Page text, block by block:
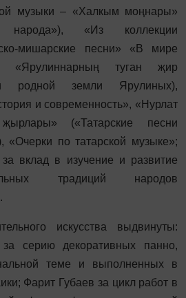
музыки – «Халкым моңнары»
народа»), «Из коллекции
мишарские песни» «В мире
«Ярулиннарның туган җир
родной земли Ярулиных),
и современность», «Нурлат
(«Татарские песни
«Очерки по татарской музыке»;
вклад в изучение и развитие
традиций народов
искусства выдвинуты:
серию декоративных панно,
теме и выполненных в
Фарит Губаев за цикл работ в